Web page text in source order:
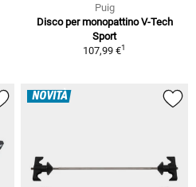
Puig
Disco per monopattino V-Tech
Sport
107,99 €1
NOVITÀ